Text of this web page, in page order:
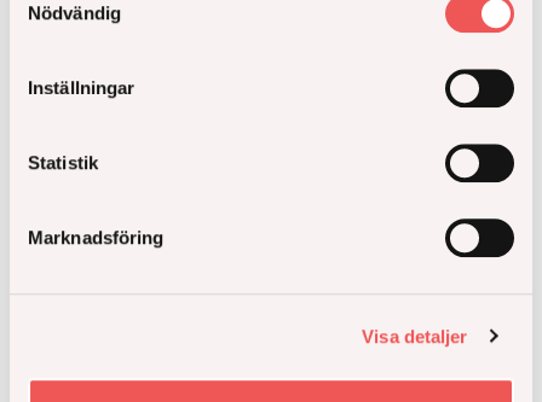
Nödvändig
Inställningar
Statistik
Marknadsföring
Visa detaljer
i Barkarbystaden till Art-Invest Real Estate